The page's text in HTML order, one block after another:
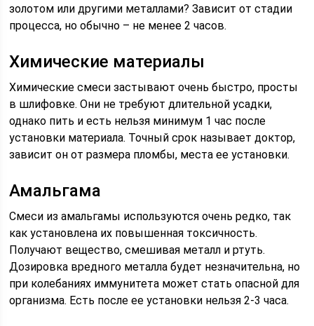
золотом или другими металлами? Зависит от стадии
процесса, но обычно – не менее 2 часов.
Химические материалы
Химические смеси застывают очень быстро, просты
в шлифовке. Они не требуют длительной усадки,
однако пить и есть нельзя минимум 1 час после
установки материала. Точный срок называет доктор,
зависит он от размера пломбы, места ее установки.
Амальгама
Смеси из амальгамы используются очень редко, так
как установлена их повышенная токсичность.
Получают вещество, смешивая металл и ртуть.
Дозировка вредного металла будет незначительна, но
при колебаниях иммунитета может стать опасной для
организма. Есть после ее установки нельзя 2-3 часа.